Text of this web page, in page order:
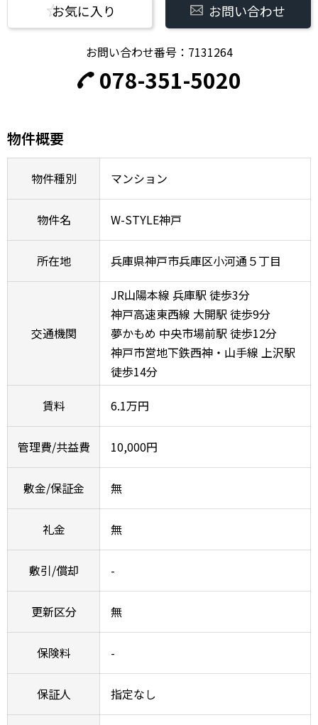
お気に入り お問い合わせ
お問い合わせ番号：7131264
078-351-5020
物件概要
物件種別 マンション
物件名 W-STYLE神戸
所在地 兵庫県神戸市兵庫区小河通５丁目
交通機関
JR山陽本線 兵庫駅 徒歩3分
神戸高速東西線 大開駅 徒歩9分
夢かもめ 中央市場前駅 徒歩12分
神戸市営地下鉄西神・山手線 上沢駅
徒歩14分
賃料
6.1万円
管理費/共益費 10,000円
敷金/保証金 無
礼金 無
敷引/償却 -
更新区分 無
保険料 -
保証人 指定なし